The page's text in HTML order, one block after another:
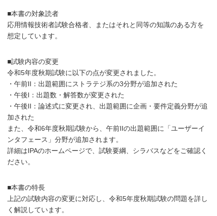
■本書の対象読者
応用情報技術者試験合格者、またはそれと同等の知識のある方を
想定しています。
■試験内容の変更
令和5年度秋期試験に以下の点が変更されました。
・午前II：出題範囲にストラテジ系の3分野が追加された
・午後I：出題数・解答数が変更された
・午後II：論述式に変更され、出題範囲に企画・要件定義分野が追
加された
また、令和6年度秋期試験から、午前IIの出題範囲に「ユーザーイ
ンタフェース」分野が追加されます。
詳細はIPAのホームページで、試験要綱、シラバスなどをご確認く
ださい。
■本書の特長
上記の試験内容の変更に対応し、令和5年度秋期試験の問題を詳し
く解説しています。